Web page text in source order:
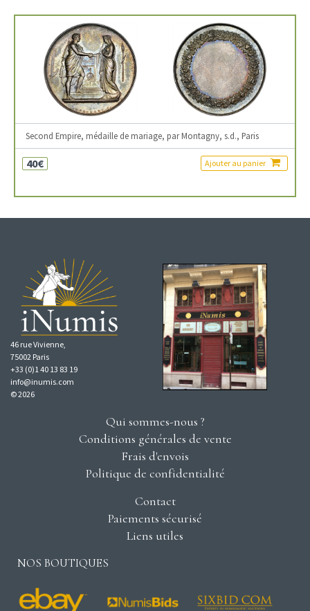
Second Empire, médaille de mariage, par Montagny, s.d., Paris
40€ Ajouter au panier
46 rue Vivienne,
75002 Paris
+33 (0)1 40 13 83 19
info@inumis.com
© 2026
Qui sommes-nous ?
Conditions générales de vente
Frais d'envois
Politique de confidentialité
Contact
Paiements sécurisé
Liens utiles
NOS BOUTIQUES